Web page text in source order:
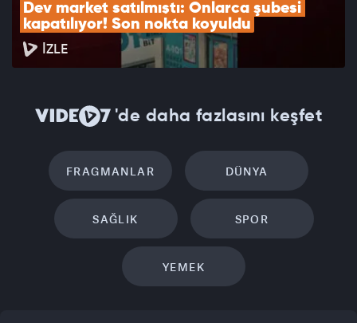
Dev market satılmıştı: Onlarca şubesi
kapatılıyor! Son nokta koyuldu
İZLE
'de daha fazlasını keşfet
FRAGMANLAR DÜNYA
SAĞLIK SPOR
YEMEK